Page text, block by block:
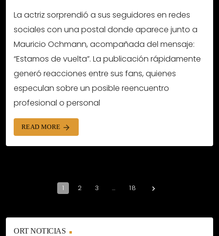
La actriz sorprendió a sus seguidores en redes
sociales con una postal donde aparece junto a
Mauricio Ochmann, acompañada del mensaje:
“Estamos de vuelta”. La publicación rápidamente
generó reacciones entre sus fans, quienes
especulan sobre un posible reencuentro
profesional o personal
READ MORE arrow_forward
1 2 3 … 18 navigate_next
ORT NOTICIAS